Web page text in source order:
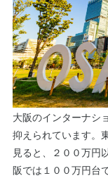
大阪のインターナシ
抑えられています。
見ると、２００万円
阪では１００万円台